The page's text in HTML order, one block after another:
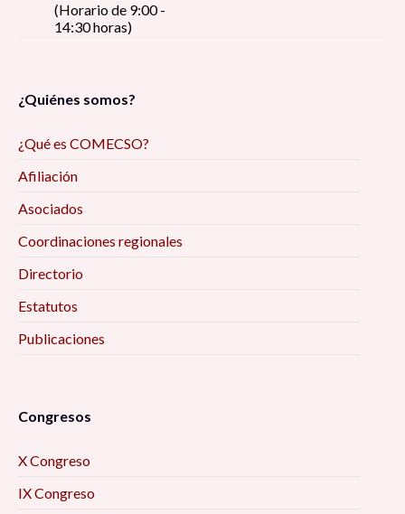
(Horario de 9:00 -
14:30 horas)
¿Quiénes somos?
¿Qué es COMECSO?
Afiliación
Asociados
Coordinaciones regionales
Directorio
Estatutos
Publicaciones
Congresos
X Congreso
IX Congreso